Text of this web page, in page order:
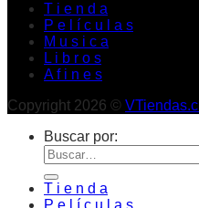
T i e n d a
P e l í c u l a s
M u s i c a
L i b r o s
A f i n e s
Copyright 2026 © VTiendas.cl
Buscar por:
T i e n d a
P e l í c u l a s